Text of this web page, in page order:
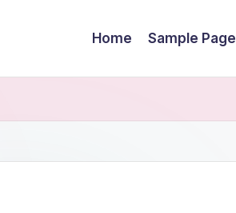
Home Sample Page